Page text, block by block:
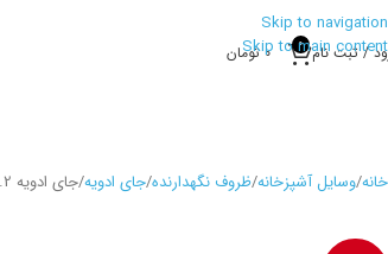
Skip to navigation
Skip to main content
/ ثبت نام 0
0 تومان
خانه وسایل آشپزخانه ظروف نگهدارنده جای ادویه جای ادویه 2.2 لیتر ریوالد بیوتی 7022201